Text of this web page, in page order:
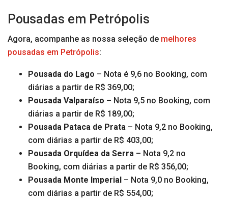
Pousadas em Petrópolis
Agora, acompanhe as nossa seleção de melhores
pousadas em Petrópolis:
Pousada do Lago – Nota é 9,6 no Booking, com
diárias a partir de R$ 369,00;
Pousada Valparaíso – Nota 9,5 no Booking, com
diárias a partir de R$ 189,00;
Pousada Pataca de Prata – Nota 9,2 no Booking,
com diárias a partir de R$ 403,00;
Pousada Orquídea da Serra – Nota 9,2 no
Booking, com diárias a partir de R$ 356,00;
Pousada Monte Imperial – Nota 9,0 no Booking,
com diárias a partir de R$ 554,00;